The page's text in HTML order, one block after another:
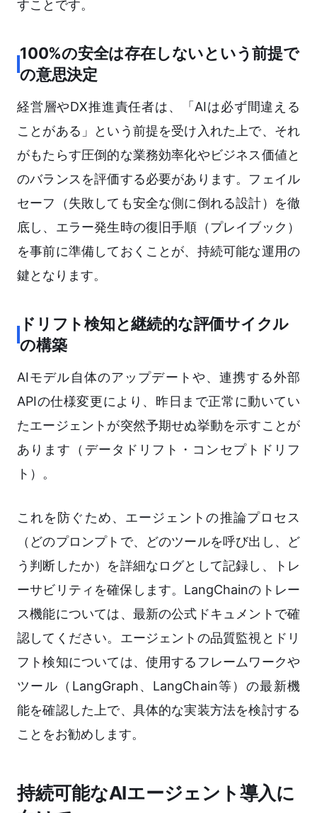
すことです。
100%の安全は存在しないという前提で
の意思決定
経営層やDX推進責任者は、「AIは必ず間違える
ことがある」という前提を受け入れた上で、それ
がもたらす圧倒的な業務効率化やビジネス価値と
のバランスを評価する必要があります。フェイル
セーフ（失敗しても安全な側に倒れる設計）を徹
底し、エラー発生時の復旧手順（プレイブック）
を事前に準備しておくことが、持続可能な運用の
鍵となります。
ドリフト検知と継続的な評価サイクル
の構築
AIモデル自体のアップデートや、連携する外部
APIの仕様変更により、昨日まで正常に動いてい
たエージェントが突然予期せぬ挙動を示すことが
あります（データドリフト・コンセプトドリフ
ト）。
これを防ぐため、エージェントの推論プロセス
（どのプロンプトで、どのツールを呼び出し、ど
う判断したか）を詳細なログとして記録し、トレ
ーサビリティを確保します。LangChainのトレー
ス機能については、最新の公式ドキュメントで確
認してください。エージェントの品質監視とドリ
フト検知については、使用するフレームワークや
ツール（LangGraph、LangChain等）の最新機
能を確認した上で、具体的な実装方法を検討する
ことをお勧めします。
持続可能なAIエージェント導入に